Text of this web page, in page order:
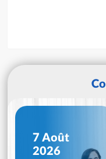
7 Août
2026